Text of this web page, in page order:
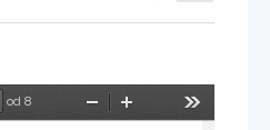
od 8
Pomanjšaj